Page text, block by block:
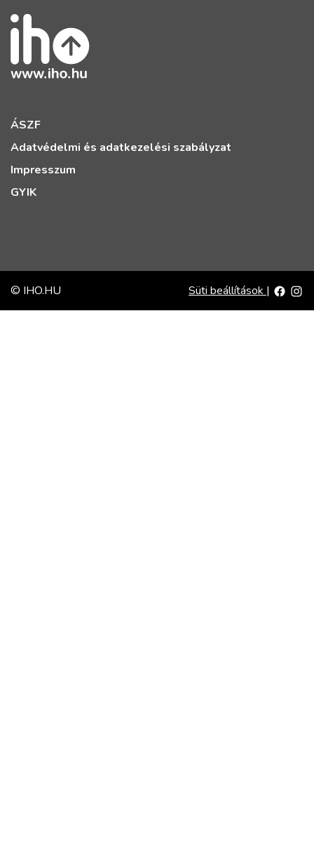
ÁSZF
Adatvédelmi és adatkezelési szabályzat
Impresszum
GYIK
© IHO.HU Süti beállítások |